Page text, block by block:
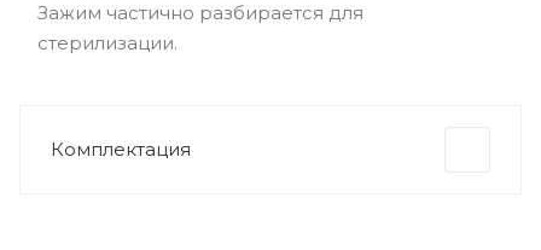
Зажим частично разбирается для
стерилизации.
Комплектация